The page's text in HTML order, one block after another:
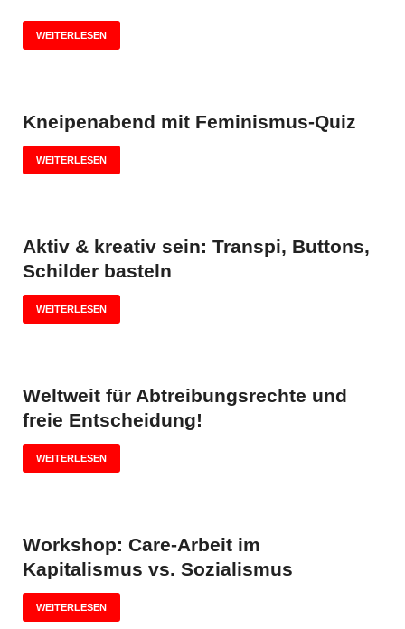
WEITERLESEN
Kneipenabend mit Feminismus-Quiz
WEITERLESEN
Aktiv & kreativ sein: Transpi, Buttons,
Schilder basteln
WEITERLESEN
Weltweit für Abtreibungsrechte und
freie Entscheidung!
WEITERLESEN
Workshop: Care-Arbeit im
Kapitalismus vs. Sozialismus
WEITERLESEN